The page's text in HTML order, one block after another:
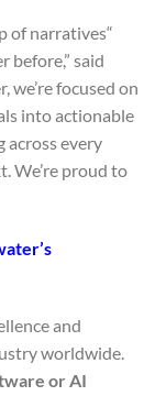
of narratives
before,” said
we’re focused on
into actionable
across every
We’re proud to
and
worldwide.
or AI